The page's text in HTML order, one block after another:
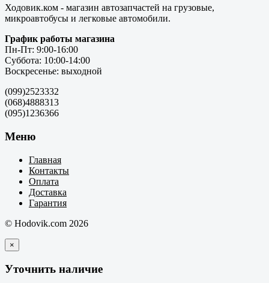
Ходовик.ком - магазин автозапчастей на грузовые,
микроавтобусы и легковые автомобили.
График работы магазина
Пн-Пт: 9:00-16:00
Суббота: 10:00-14:00
Воскресенье: выходной
(099)2523332
(068)4888313
(095)1236366
Меню
Главная
Контакты
Оплата
Доставка
Гарантия
© Hodovik.com 2026
×
Уточнить наличие